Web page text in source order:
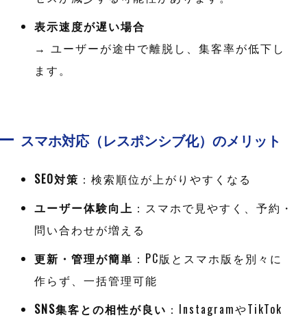
表示速度が遅い場合
→ ユーザーが途中で離脱し、集客率が低下し
ます。
スマホ対応（レスポンシブ化）のメリット
SEO対策 ：検索順位が上がりやすくなる
ユーザー体験向上 ：スマホで見やすく、予約・
問い合わせが増える
更新・管理が簡単 ：PC版とスマホ版を別々に
作らず、一括管理可能
SNS集客との相性が良い ：InstagramやTikTok